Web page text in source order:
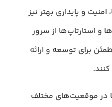
امنیت و پایداری بهتر نیز
و استارتاپ‌ها از سرور
برای توسعه و ارائه
در موقعیت‌های مختلف